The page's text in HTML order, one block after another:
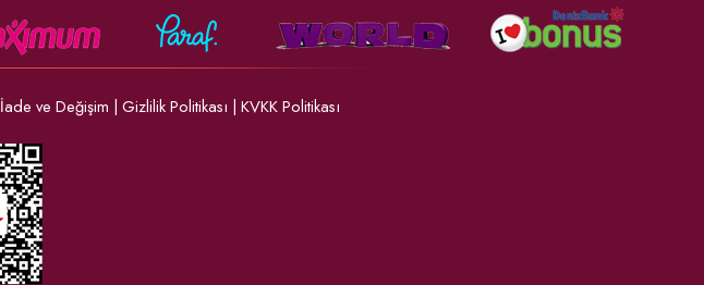
İade ve Değişim | Gizlilik Politikası | KVKK Politikası